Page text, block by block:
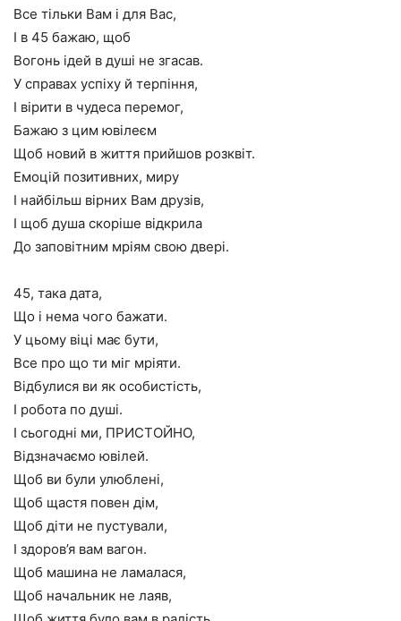
Все тільки Вам і для Вас,
І в 45 бажаю, щоб
Вогонь ідей в душі не згасав.
У справах успіху й терпіння,
І вірити в чудеса перемог,
Бажаю з цим ювілеєм
Щоб новий в життя прийшов розквіт.
Емоцій позитивних, миру
І найбільш вірних Вам друзів,
І щоб душа скоріше відкрила
До заповітним мріям свою двері.
45, така дата,
Що і нема чого бажати.
У цьому віці має бути,
Все про що ти міг мріяти.
Відбулися ви як особистість,
І робота по душі.
І сьогодні ми, ПРИСТОЙНО,
Відзначаємо ювілей.
Щоб ви були улюблені,
Щоб щастя повен дім,
Щоб діти не пустували,
І здоров’я вам вагон.
Щоб машина не ламалася,
Щоб начальник не лаяв,